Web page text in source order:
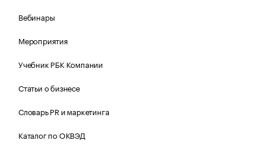
Вебинары
Мероприятия
Учебник РБК Компании
Статьи о бизнесе
Словарь PR и маркетинга
Каталог по ОКВЭД